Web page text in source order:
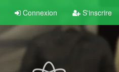
Connexion S'inscrire